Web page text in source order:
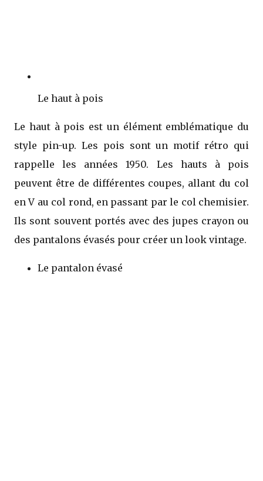
Le haut à pois
Le haut à pois est un élément emblématique du
style pin-up. Les pois sont un motif rétro qui
rappelle les années 1950. Les hauts à pois
peuvent être de différentes coupes, allant du col
en V au col rond, en passant par le col chemisier.
Ils sont souvent portés avec des jupes crayon ou
des pantalons évasés pour créer un look vintage.
Le pantalon évasé